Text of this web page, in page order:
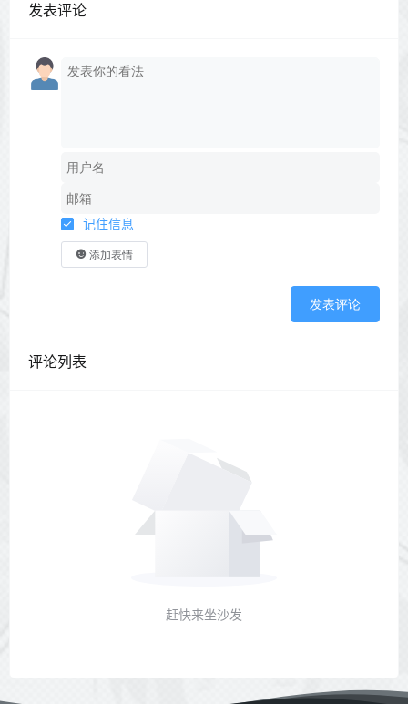
发表评论
记住信息
添加表情
发表评论
评论列表
赶快来坐沙发